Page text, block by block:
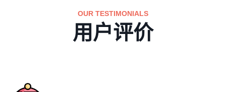
OUR TESTIMONIALS
用户评价